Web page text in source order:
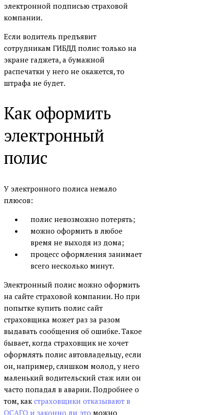
электронной подписью страховой
компании.
Если водитель предъявит
сотрудникам ГИБДД полис только на
экране гаджета, а бумажной
распечатки у него не окажется, то
штрафа не будет.
Как оформить
электронный
полис
У электронного полиса немало
плюсов:
полис невозможно потерять;
можно оформить в любое
время не выходя из дома;
процесс оформления занимает
всего несколько минут.
Электронный полис можно оформить
на сайте страховой компании. Но при
попытке купить полис сайт
страховщика может раз за разом
выдавать сообщения об ошибке. Такое
бывает, когда страховщик не хочет
оформлять полис автовладельцу, если
он, например, слишком молод, у него
маленький водительский стаж или он
часто попадал в аварии. Подробнее о
том, какстраховщики отказывают в
ОСАГО и законно ли это можно